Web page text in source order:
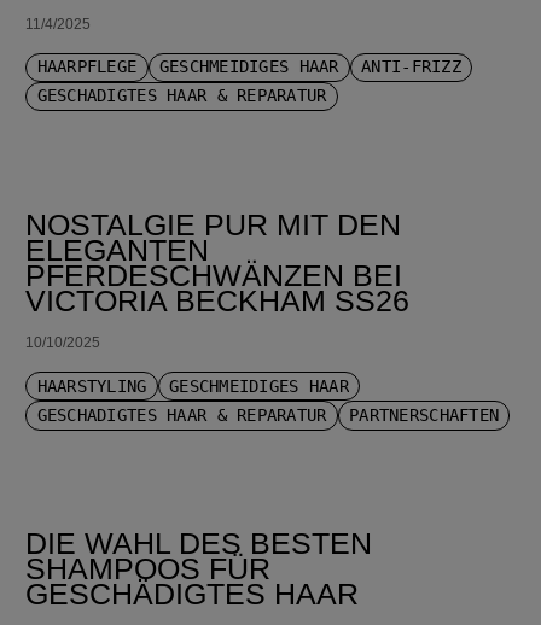
11/4/2025
HAARPFLEGE GESCHMEIDIGES HAAR
ANTI-FRIZZ
GESCHÄDIGTES HAAR & REPARATUR
NOSTALGIE PUR MIT DEN
ELEGANTEN
PFERDESCHWÄNZEN BEI
VICTORIA BECKHAM SS26
10/10/2025
HAARSTYLING
GESCHMEIDIGES HAAR
GESCHÄDIGTES HAAR & REPARATUR
PARTNERSCHAFTEN
DIE WAHL DES BESTEN
SHAMPOOS FÜR
GESCHÄDIGTES HAAR